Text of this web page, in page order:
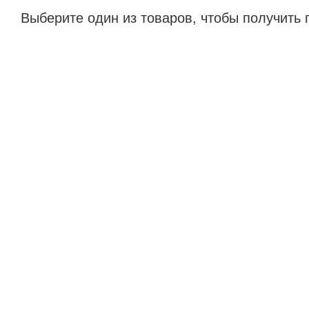
Выберите один из товаров, чтобы получить